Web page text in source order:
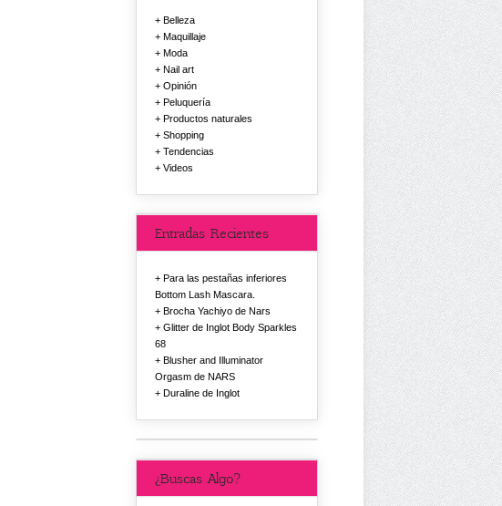
Belleza
Maquillaje
Moda
Nail art
Opinión
Peluquería
Productos naturales
Shopping
Tendencias
Videos
Entradas Recientes
Para las pestañas inferiores
Bottom Lash Mascara.
Brocha Yachiyo de Nars
Glitter de Inglot Body Sparkles
68
Blusher and Illuminator
Orgasm de NARS
Duraline de Inglot
¿Buscas Algo?